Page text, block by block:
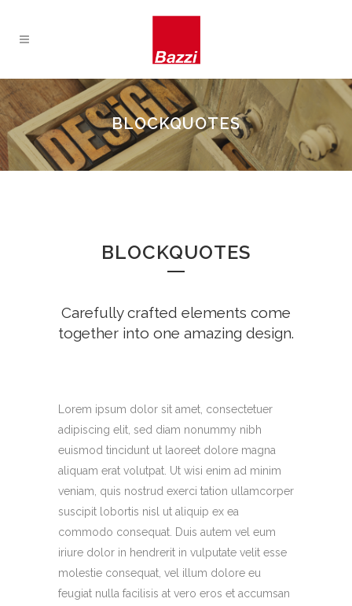
BLOCKQUOTES
BLOCKQUOTES
Carefully crafted elements come
together into one amazing design.
Lorem ipsum dolor sit amet, consectetuer
adipiscing elit, sed diam nonummy nibh
euismod tincidunt ut laoreet dolore magna
aliquam erat volutpat. Ut wisi enim ad minim
veniam, quis nostrud exerci tation ullamcorper
suscipit lobortis nisl ut aliquip ex ea
commodo consequat. Duis autem vel eum
iriure dolor in hendrerit in vulputate velit esse
molestie consequat, vel illum dolore eu
feugiat nulla facilisis at vero eros et accumsan